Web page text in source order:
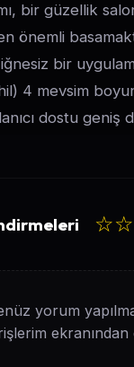
bir güzellik
önemli
iğnesiz bir
4 mevsim
dostu geniş
en hızlı şekilde
Kurulum ve
yorum